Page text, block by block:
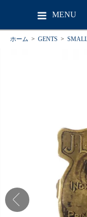
MENU
ホーム > GENTS >